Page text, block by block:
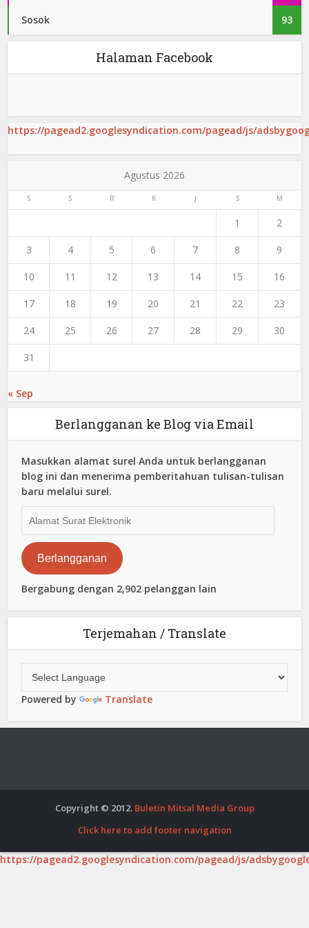
Sosok 93
Halaman Facebook
https://pagead2.googlesyndication.com/pagead/js/
Agustus 2026
S S R K J S M
1 2
3 4 5 6 7 8 9
10 11 12 13 14 15 16
17 18 19 20 21 22 23
24 25 26 27 28 29 30
31
« Sep
Berlangganan ke Blog via Email
Masukkan alamat surel Anda untuk berlangganan
blog ini dan menerima pemberitahuan tulisan-tulisan
baru melalui surel.
Surat
Elektronik
Berlangganan
Bergabung dengan 2,902 pelanggan lain
Terjemahan / Translate
Powered by Translate
Copyright © 2012. Buletin Mitsal Media Group
Click here to add footer navigation
https://pagead2.googlesyndication.com/pagead/js/